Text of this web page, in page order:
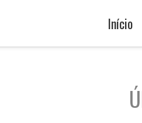
Início